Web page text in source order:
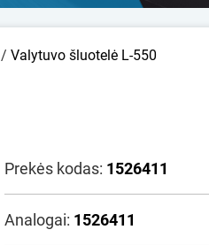
/ Valytuvo šluotelė L-550
Prekės kodas: 1526411
Analogai: 1526411